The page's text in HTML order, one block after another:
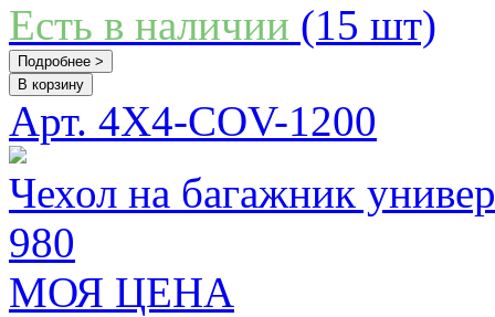
Есть в наличии (15 шт)
Подробнее >
В корзину
Арт. 4X4-COV-1200
Чехол на багажник
980
МОЯ ЦЕНА